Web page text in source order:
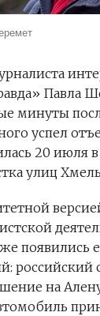
Павла
минуты
успел
20 июля в
улиц
появились
российский
на